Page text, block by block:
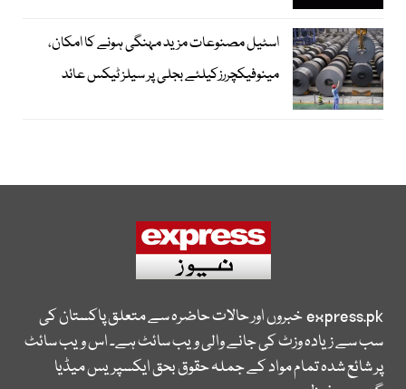
اسٹیل مصنوعات مزید مہنگی ہونے کا امکان،
مینوفیکچررزکیلئے بجلی پر سیلز ٹیکس عائد
express.pkخبروں اور حالات حاضرہ سے متعلق پاکستان کی
سب سے زیادہ وزٹ کی جانے والی ویب سائٹ ہے۔ اس ویب سائٹ
پر شائع شدہ تمام مواد کے جملہ حقوق بحق ایکسپریس میڈیا